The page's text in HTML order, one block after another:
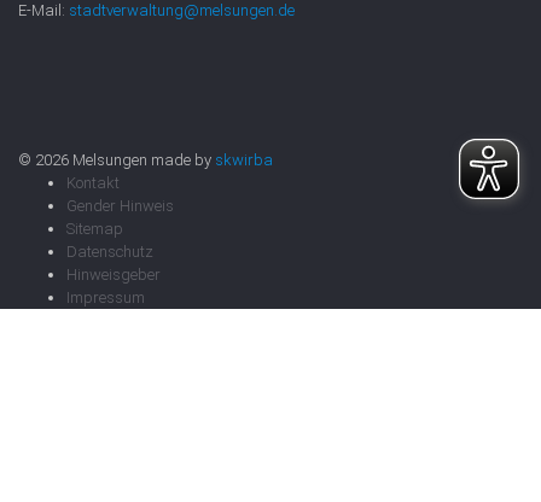
E-Mail: stadtverwaltung@melsungen.de
© 2026 Melsungen made by skwirba
Kontakt
Gender Hinweis
Sitemap
Datenschutz
Hinweisgeber
Impressum